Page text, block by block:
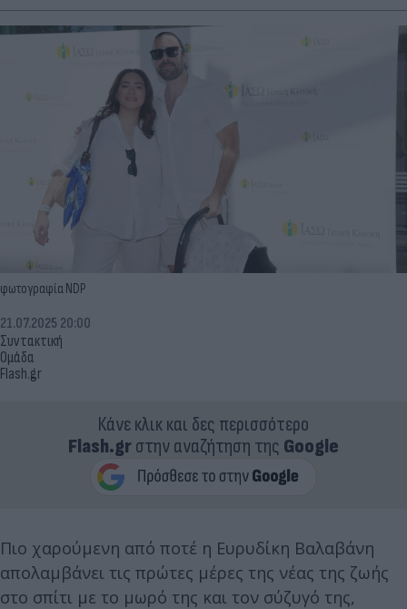
φωτογραφία NDP
Συντακτική
Ομάδα
Flash.gr
21.07.2025 20:00
Κάνε κλικ και δες περισσότερο
Flash.grστην αναζήτηση της Google
Πιο χαρούμενη από ποτέ η Ευρυδίκη Βαλαβάνη
απολαμβάνει τις πρώτες μέρες της νέας της ζωής
στο σπίτι με το μωρό της και τον σύζυγό της,